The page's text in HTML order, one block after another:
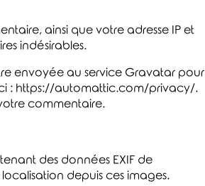
ainsi que votre adresse IP et
indésirables.
envoyée au service Gravatar pour
ici : https://automattic.com/privacy/.
commentaire.
des données EXIF de
depuis ces images.